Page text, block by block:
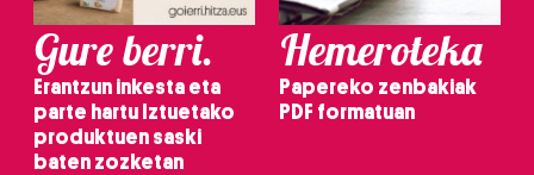
Gure berri.
Erantzun inkesta eta
parte hartu Iztuetako
produktuen saski
baten zozketan
Hemeroteka
Papereko zenbakiak
PDF formatuan